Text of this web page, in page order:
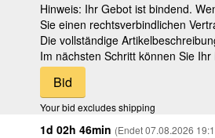
Hinweis: Ihr Gebot ist bindend.
Sie einen rechtsverbindlichen
Die vollständige
Im nächsten Schritt können Sie
Your bid excludes shipping
1d 02h 46min (Endet 07.08.2026